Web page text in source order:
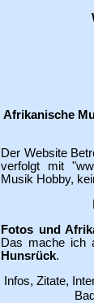
Afrikanische
Der Website
verfolgt mit
Musik Hobby,
Fotos und
Das mache ich
Hunsrück.
Infos, Zitate,